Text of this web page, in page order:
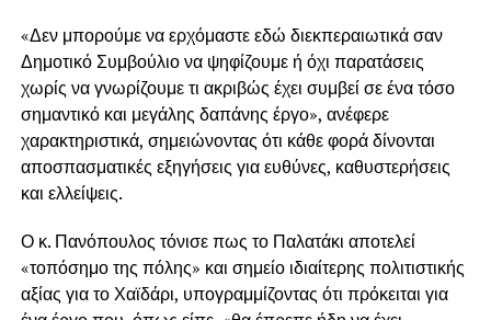
«Δεν μπορούμε να ερχόμαστε εδώ διεκπεραιωτικά σαν
Δημοτικό Συμβούλιο να ψηφίζουμε ή όχι παρατάσεις
χωρίς να γνωρίζουμε τι ακριβώς έχει συμβεί σε ένα τόσο
σημαντικό και μεγάλης δαπάνης έργο», ανέφερε
χαρακτηριστικά, σημειώνοντας ότι κάθε φορά δίνονται
αποσπασματικές εξηγήσεις για ευθύνες, καθυστερήσεις
και ελλείψεις.
Ο κ. Πανόπουλος τόνισε πως το Παλατάκι αποτελεί
«τοπόσημο της πόλης» και σημείο ιδιαίτερης πολιτιστικής
αξίας για το Χαϊδάρι, υπογραμμίζοντας ότι πρόκειται για